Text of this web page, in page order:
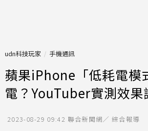
udn科技玩家 手機通訊
蘋果iPhone「低耗電模
電？YouTuber實測效果
2023-08-29 09:42 聯合新聞網／ 綜合報導